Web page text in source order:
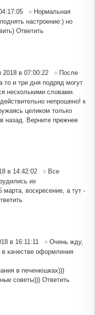
# Нормальная
настроение:) но
Ответить
2018 в 07:00:22 # После
то и три дня подряд могут
несколькими словами.
непрошено! к
целиком только
назад. Верните прежнее
в 14:42:02 # Все
их
воскресение, а тут -
в 16:11:11 # Очень жду,
качестве оформления
в печенюшках)))
советы))) Ответить